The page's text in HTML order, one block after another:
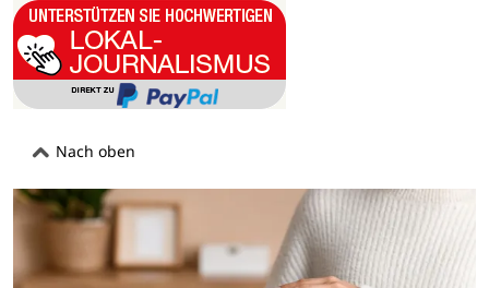
Nach oben